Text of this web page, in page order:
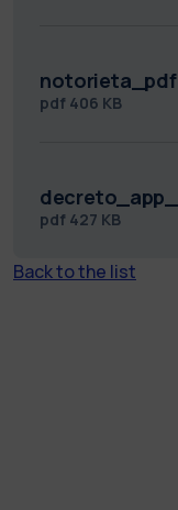
notorieta_pdf
pdf 406 KB
pdf 427 KB
Back to the list